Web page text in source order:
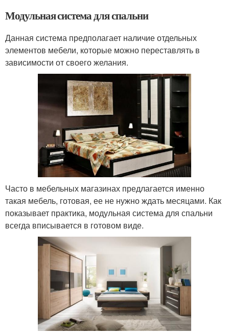
Модульная система для спальни
Данная система предполагает наличие отдельных
элементов мебели, которые можно переставлять в
зависимости от своего желания.
Часто в мебельных магазинах предлагается именно
такая мебель, готовая, ее не нужно ждать месяцами. Как
показывает практика, модульная система для спальни
всегда вписывается в готовом виде.